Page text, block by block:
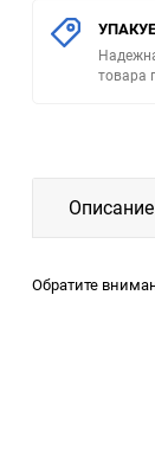
товара
Описание
Обратите